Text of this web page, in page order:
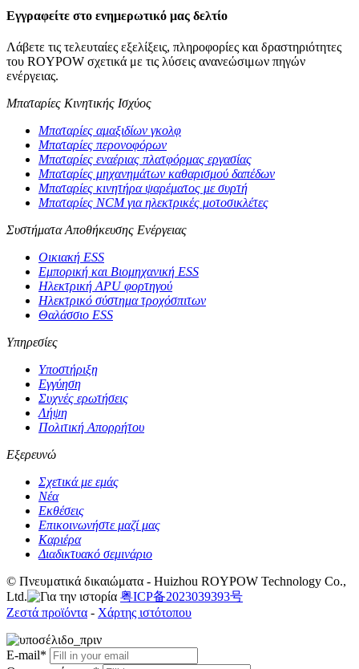
Εγγραφείτε στο ενημερωτικό μας δελτίο
Λάβετε τις τελευταίες εξελίξεις, πληροφορίες και δραστηριότητες
του ROYPOW σχετικά με τις λύσεις ανανεώσιμων πηγών
ενέργειας.
Μπαταρίες Κινητικής Ισχύος
Μπαταρίες αμαξιδίων γκολφ
Μπαταρίες περονοφόρων
Μπαταρίες εναέριας πλατφόρμας εργασίας
Μπαταρίες μηχανημάτων καθαρισμού δαπέδων
Μπαταρίες κινητήρα ψαρέματος με συρτή
Μπαταρίες NCM για ηλεκτρικές μοτοσικλέτες
Συστήματα Αποθήκευσης Ενέργειας
Οικιακή ESS
Εμπορική και Βιομηχανική ESS
Ηλεκτρική APU φορτηγού
Ηλεκτρικό σύστημα τροχόσπιτων
Θαλάσσιο ESS
Υπηρεσίες
Υποστήριξη
Εγγύηση
Συχνές ερωτήσεις
Λήψη
Πολιτική Απορρήτου
Εξερευνώ
Σχετικά με εμάς
Νέα
Εκθέσεις
Επικοινωνήστε μαζί μας
Καριέρα
Διαδικτυακό σεμινάριο
© Πνευματικά δικαιώματα - Huizhou ROYPOW Technology Co.,
Ltd.
粤ICP备2023039393号
Ζεστά προϊόντα - Χάρτης ιστότοπου
E-mail*